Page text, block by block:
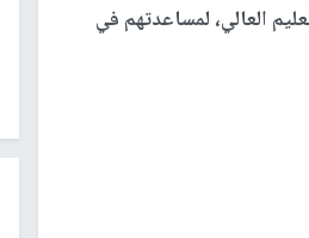
العالي، لمساعدتهم في